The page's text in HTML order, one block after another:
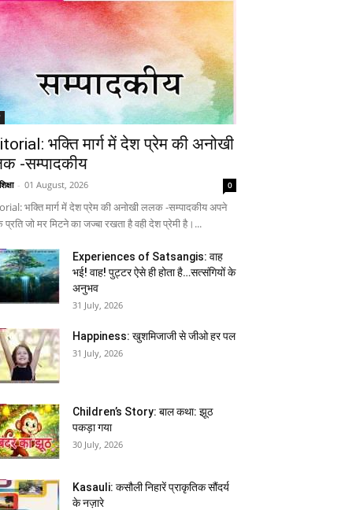
भक्ति मार्ग में देश प्रेम की अनोखी
-सम्पादकीय
- 01 August, 2026 0
भक्ति मार्ग में देश प्रेम की अनोखी ललक -सम्पादकीय अपने
जो मर मिटने का जज्बा रखता है वही देश प्रेमी है।...
Experiences of Satsangis: वाह
भई! वाह! पुट्टर ऐसे ही होता है…सत्संगियों के
अनुभव
31 July, 2026
Happiness: खुशमिजाजी से जीओ हर पल
31 July, 2026
Children’s Story: बाल कथा: झूठ
पकड़ा गया
30 July, 2026
Kasauli: कसौली निहारें प्राकृतिक सौंदर्य
के नज़ारे